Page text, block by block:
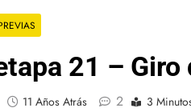
21 –
11 Años Atrás 2 3